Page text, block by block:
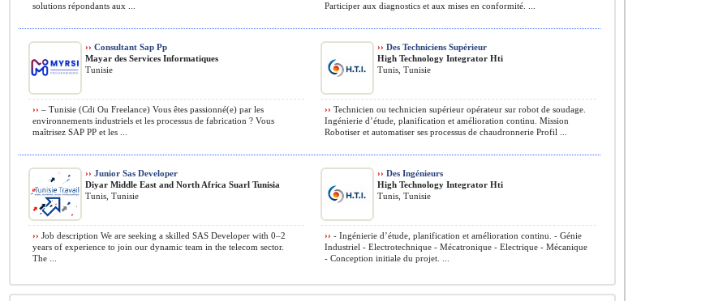
solutions répondants aux ...
Participer aux diagnostics et aux mises en conformité. ...
›› Consultant Sap Pp
Mayar des Services Informatiques
Tunisie
›› – Tunisie (Cdi Ou Freelance) Vous êtes passionné(e) par les
environnements industriels et les processus de fabrication ? Vous
maîtrisez SAP PP et les ...
›› Des Techniciens Supérieur
High Technology Integrator Hti
Tunis, Tunisie
›› Technicien ou technicien supérieur opérateur sur robot de soudage.
Ingénierie d’étude, planification et amélioration continu. Mission
Robotiser et automatiser ses processus de chaudronnerie Profil ...
›› Junior Sas Developer
Diyar Middle East and North Africa Suarl Tunisia
Tunis, Tunisie
›› Job description We are seeking a skilled SAS Developer with 0–2
years of experience to join our dynamic team in the telecom sector.
The ...
›› Des Ingénieurs
High Technology Integrator Hti
Tunis, Tunisie
›› - Ingénierie d’étude, planification et amélioration continu. - Génie
Industriel - Electrotechnique - Mécatronique - Electrique - Mécanique
- Conception initiale du projet. ...